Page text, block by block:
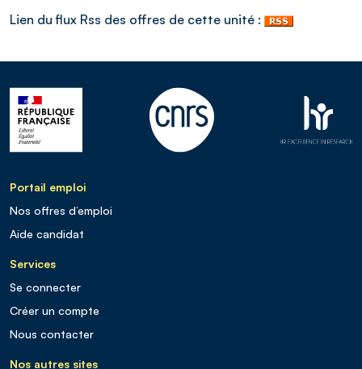
Lien du flux Rss des offres de cette unité :
Portail emploi
Nos offres d’emploi
Aide candidat
Services
Se connecter
Créer un compte
Nous contacter
Nos autres sites